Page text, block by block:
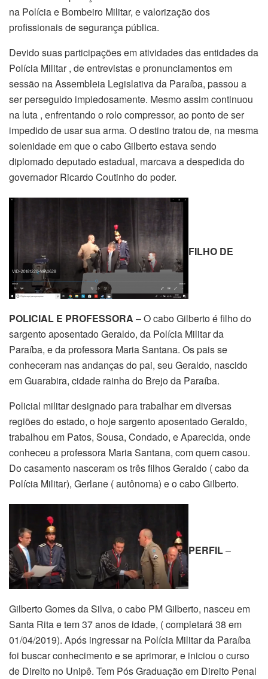
na Polícia e Bombeiro Militar, e valorização dos
profissionais de segurança pública.
Devido suas participações em atividades das entidades da
Polícia Militar , de entrevistas e pronunciamentos em
sessão na Assembleia Legislativa da Paraíba, passou a
ser perseguido impiedosamente. Mesmo assim continuou
na luta , enfrentando o rolo compressor, ao ponto de ser
impedido de usar sua arma. O destino tratou de, na mesma
solenidade em que o cabo Gilberto estava sendo
diplomado deputado estadual, marcava a despedida do
governador Ricardo Coutinho do poder.
FILHO DE
POLICIAL E PROFESSORA – O cabo Gilberto é filho do
sargento aposentado Geraldo, da Polícia Militar da
Paraíba, e da professora Maria Santana. Os pais se
conheceram nas andanças do pai, seu Geraldo, nascido
em Guarabira, cidade rainha do Brejo da Paraíba.
Policial militar designado para trabalhar em diversas
regiões do estado, o hoje sargento aposentado Geraldo,
trabalhou em Patos, Sousa, Condado, e Aparecida, onde
conheceu a professora Maria Santana, com quem casou.
Do casamento nasceram os três filhos Geraldo ( cabo da
Polícia Militar), Gerlane ( autônoma) e o cabo Gilberto.
PERFIL–
Gilberto Gomes da Silva, o cabo PM Gilberto, nasceu em
Santa Rita e tem 37 anos de idade, ( completará 38 em
01/04/2019). Após ingressar na Polícia Militar da Paraíba
foi buscar conhecimento e se aprimorar, e iniciou o curso
de Direito no Unipê. Tem Pós Graduação em Direito Penal